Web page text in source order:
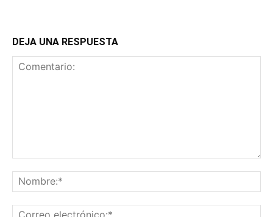
DEJA UNA RESPUESTA